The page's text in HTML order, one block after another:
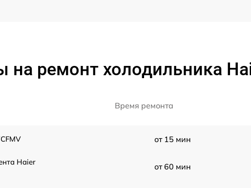
на ремонт холодильника
Время ремонта
от 15 мин
Haier
от 60 мин